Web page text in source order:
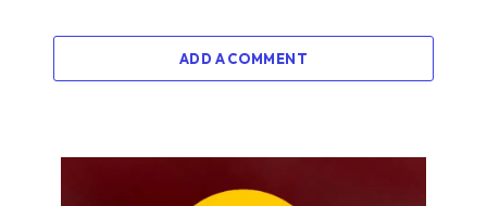
ADD A COMMENT